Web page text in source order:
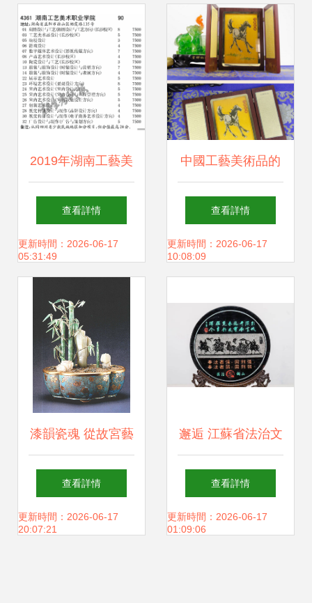
匠心之地
2019年湖南工藝美
術職業學院在川藝
術高職?？泼佬g與
——工藝美術品方
向
查看詳情
更新時間：2026-06-17
05:31:49
中國工藝美術品的
電商新航道 交易網
平臺的現狀與未來
查看詳情
更新時間：2026-06-17
10:08:09
漆韻瓷魂 從故宮藝
術珍品看中國工藝
美術的千年演化
查看詳情
更新時間：2026-06-17
20:07:21
邂逅 江蘇省法治文
化非遺作品展
（五）——朱雪利
查看詳情
更新時間：2026-06-17
01:09:06